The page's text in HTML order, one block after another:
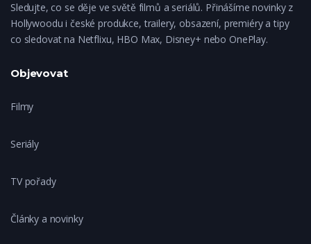
Sledujte, co se děje ve světě filmů a seriálů. Přinášíme novinky z
Hollywoodu i české produkce, trailery, obsazení, premiéry a tipy
co sledovat na Netflixu, HBO Max, Disney+ nebo OnePlay.
Objevovat
Filmy
Seriály
TV pořady
Články a novinky